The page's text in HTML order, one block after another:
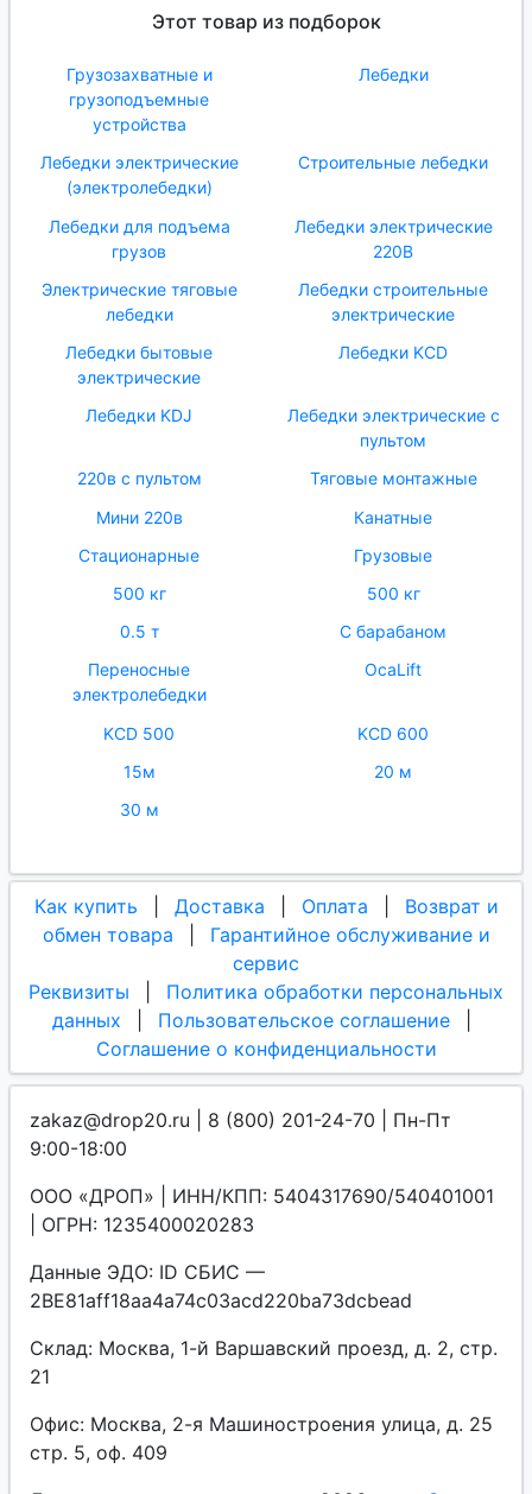
Этот товар из подборок
Грузозахватные и
грузоподъемные
устройства
Лебедки
Лебедки электрические
(электролебедки)
Строительные лебедки
Лебедки для подъема
грузов
Лебедки электрические
220В
Электрические тяговые
лебедки
Лебедки строительные
электрические
Лебедки бытовые
электрические
Лебедки KCD
Лебедки KDJ
Лебедки электрические с
пультом
220в с пультом
Тяговые монтажные
Мини 220в
Канатные
Стационарные
Грузовые
500 кг
500 кг
0.5 т
С барабаном
Переносные
электролебедки
OcaLift
KCD 500
KCD 600
15м
20 м
30 м
Как купить Доставка Оплата
Возврат и
обмен товара
Гарантийное обслуживание и
сервис
Реквизиты
Политика обработки персональных
данных
Пользовательское соглашение
Соглашение о конфиденциальности
zakaz@drop20.ru | 8 (800) 201-24-70 | Пн-Пт
9:00-18:00
ООО «ДРОП» | ИНН/КПП: 5404317690/540401001
| ОГРН: 1235400020283
Данные ЭДО: ID СБИС —
2BE81aff18aa4a74c03acd220ba73dcbead
Склад: Москва, 1-й Варшавский проезд, д. 2, стр.
21
Офис: Москва, 2-я Машиностроения улица, д. 25
стр. 5, оф. 409